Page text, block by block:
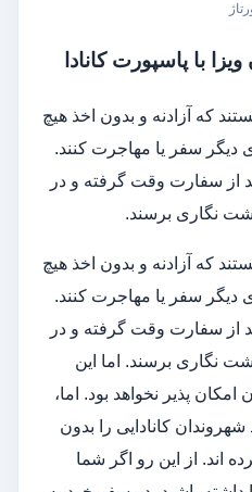
با پاسپورت کانادا
که آزادنه و بدون اخذ هیچ
دیگر سفر یا مهاجرت کنند.
از سفارت وقت گرفته و در
نگاری برسند.
که آزادنه و بدون اخذ هیچ
دیگر سفر یا مهاجرت کنند.
از سفارت وقت گرفته و در
نگاری برسند. اما این
پذیر نخواهد بود. اما،
کانادایی را بدون
اند. از این رو اگر شما